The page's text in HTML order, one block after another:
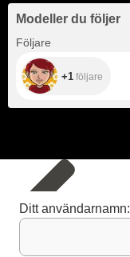
Modeller du följer
Följare
+1 följare
Ditt användarnamn: